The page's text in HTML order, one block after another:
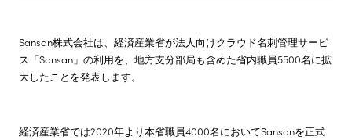
Sansan株式会社は、経済産業省が法人向けクラウド名刺管理サービ
ス「Sansan」の利用を、地方支分部局も含めた省内職員5500名に拡
大したことを発表します。
経済産業省では2020年より本省職員4000名においてSansanを正式